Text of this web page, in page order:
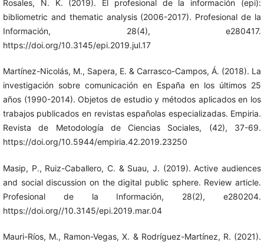
Rosales, N. K. (2019). El profesional de la información (epi):
bibliometric and thematic analysis (2006-2017). Profesional de la
Información, 28(4), e280417.
https://doi.org/10.3145/epi.2019.jul.17
Martínez-Nicolás, M., Sapera, E. & Carrasco-Campos, Á. (2018). La
investigación sobre comunicación en España en los últimos 25
años (1990-2014). Objetos de estudio y métodos aplicados en los
trabajos publicados en revistas españolas especializadas. Empiria.
Revista de Metodología de Ciencias Sociales, (42), 37-69.
https://doi.org/10.5944/empiria.42.2019.23250
Masip, P., Ruiz-Caballero, C. & Suau, J. (2019). Active audiences
and social discussion on the digital public sphere. Review article.
Profesional de la Información, 28(2), e280204.
https://doi.org//10.3145/epi.2019.mar.04
Mauri-Ríos, M., Ramon-Vegas, X. & Rodríguez-Martínez, R. (2021).